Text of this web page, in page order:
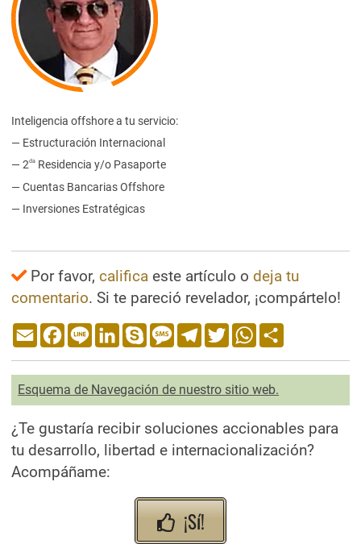
Inteligencia offshore a tu servicio:
— Estructuración Internacional
— 2da Residencia y/o Pasaporte
— Cuentas Bancarias Offshore
— Inversiones Estratégicas
Por favor, califica este artículo o deja tu
comentario. Si te pareció revelador, ¡compártelo!
EmailFacebook
Line LinkedIn
SkypeMessageTelegram
TwitterWhatsApp
Esquema de Navegación de nuestro sitio web.
¿Te gustaría recibir soluciones accionables para
tu desarrollo, libertad e internacionalización?
Acompáñame:
¡Sí!